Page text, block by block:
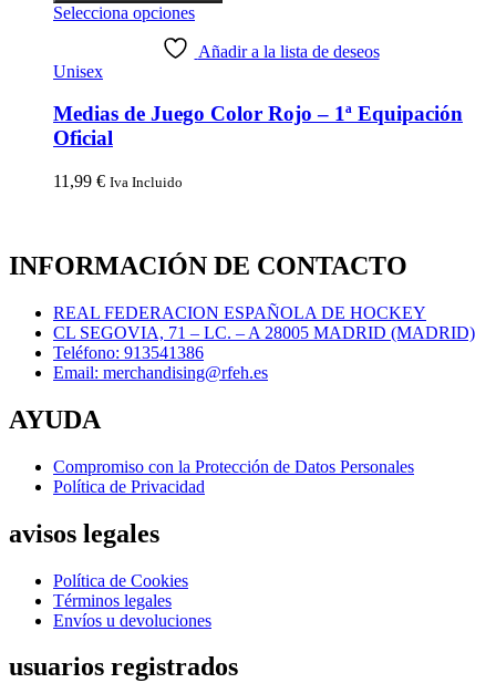
Selecciona opciones
Añadir a la lista de deseos
Unisex
Medias de Juego Color Rojo – 1ª Equipación
Oficial
11,99 € Iva Incluido
INFORMACIÓN DE CONTACTO
REAL FEDERACION ESPAÑOLA DE HOCKEY
CL SEGOVIA, 71 – LC. – A 28005 MADRID (MADRID)
Teléfono: 913541386
Email: merchandising@rfeh.es
AYUDA
Compromiso con la Protección de Datos Personales
Política de Privacidad
avisos legales
Política de Cookies
Términos legales
Envíos u devoluciones
usuarios registrados